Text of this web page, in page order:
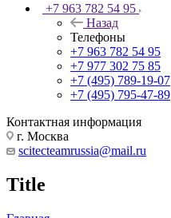
+7 963 782 54 95
Назад
Телефоны
+7 963 782 54 95
+7 977 302 75 85
+7 (495) 789-19-07
+7 (495) 795-47-89
Контактная информация
г. Москва
scitecteamrussia@mail.ru
Title